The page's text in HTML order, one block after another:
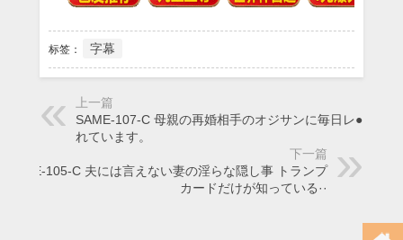
标签： 字幕
上一篇
SAME-107-C 母親の再婚相手のオジサンに毎日レ●プさ
れています。
下一篇
SAME-105-C 夫には言えない妻の淫らな隠し事 トランプ
カードだけが知っている··